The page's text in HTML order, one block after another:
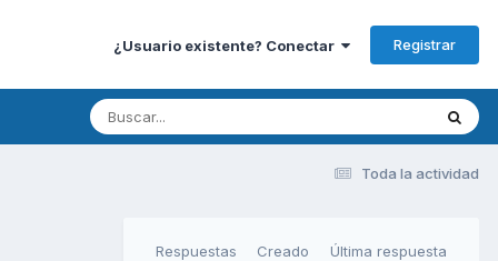
¿Usuario existente? Conectar Registrar
Toda la actividad
Respuestas Creado Última respuesta